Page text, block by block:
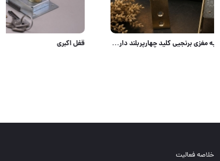
خلاصه فعالیت